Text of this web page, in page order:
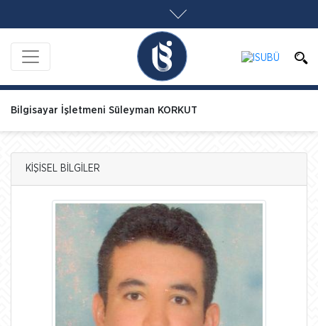
Bilgisayar İşletmeni Süleyman KORKUT
KİŞİSEL BİLGİLER